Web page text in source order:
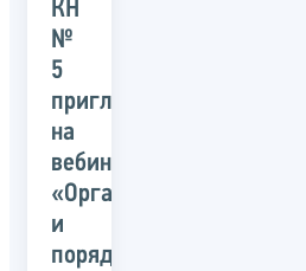
КН
№
5
приглашает
на
вебинар:
«Организация
и
порядок